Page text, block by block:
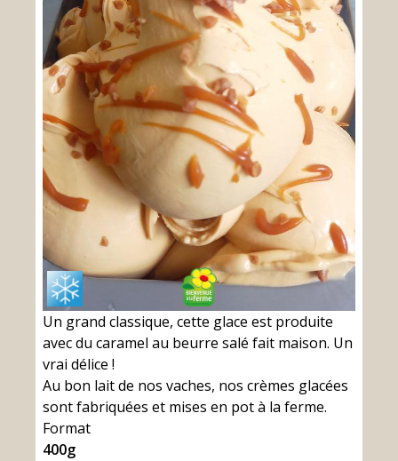
Un grand classique, cette glace est produite
avec du caramel au beurre salé fait maison. Un
vrai délice !
Au bon lait de nos vaches, nos crèmes glacées
sont fabriquées et mises en pot à la ferme.
Format
400g